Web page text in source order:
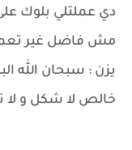
دي عملتلي بلوك
مش فاضل غير
يزن : سبحان الله
خالص لا شكل و لا